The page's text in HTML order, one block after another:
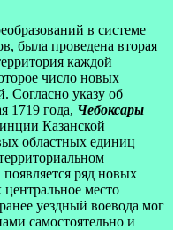
в системе
была проведена вторая
каждой
число новых
указу об
1719 года, Чебоксары
Казанской
областных единиц
ряд новых
место
уездный воевода мог
самостоятельно и